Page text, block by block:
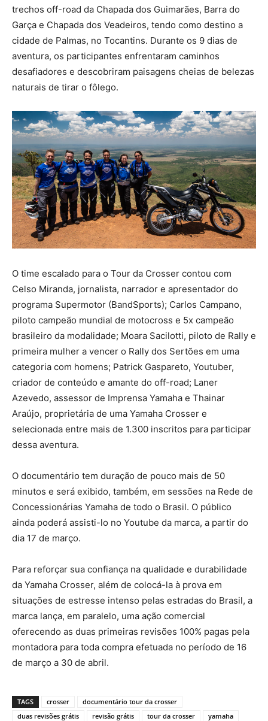
trechos off-road da Chapada dos Guimarães, Barra do
Garça e Chapada dos Veadeiros, tendo como destino a
cidade de Palmas, no Tocantins. Durante os 9 dias de
aventura, os participantes enfrentaram caminhos
desafiadores e descobriram paisagens cheias de belezas
naturais de tirar o fôlego.
O time escalado para o Tour da Crosser contou com
Celso Miranda, jornalista, narrador e apresentador do
programa Supermotor (BandSports); Carlos Campano,
piloto campeão mundial de motocross e 5x campeão
brasileiro da modalidade; Moara Sacilotti, piloto de Rally e
primeira mulher a vencer o Rally dos Sertões em uma
categoria com homens; Patrick Gaspareto, Youtuber,
criador de conteúdo e amante do off-road; Laner
Azevedo, assessor de Imprensa Yamaha e Thainar
Araújo, proprietária de uma Yamaha Crosser e
selecionada entre mais de 1.300 inscritos para participar
dessa aventura.
O documentário tem duração de pouco mais de 50
minutos e será exibido, também, em sessões na Rede de
Concessionárias Yamaha de todo o Brasil. O público
ainda poderá assisti-lo no Youtube da marca, a partir do
dia 17 de março.
Para reforçar sua confiança na qualidade e durabilidade
da Yamaha Crosser, além de colocá-la à prova em
situações de estresse intenso pelas estradas do Brasil, a
marca lança, em paralelo, uma ação comercial
oferecendo as duas primeiras revisões 100% pagas pela
montadora para toda compra efetuada no período de 16
de março a 30 de abril.
TAGS crosser
documentário tour da crosser
duas revisões grátis
revisão grátis tour da crosser
yamaha